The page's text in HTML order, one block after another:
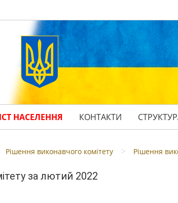
НАСЕЛЕННЯ КОНТАКТИ
Рішення виконавчого комітету > Рішення
за лютий 2022